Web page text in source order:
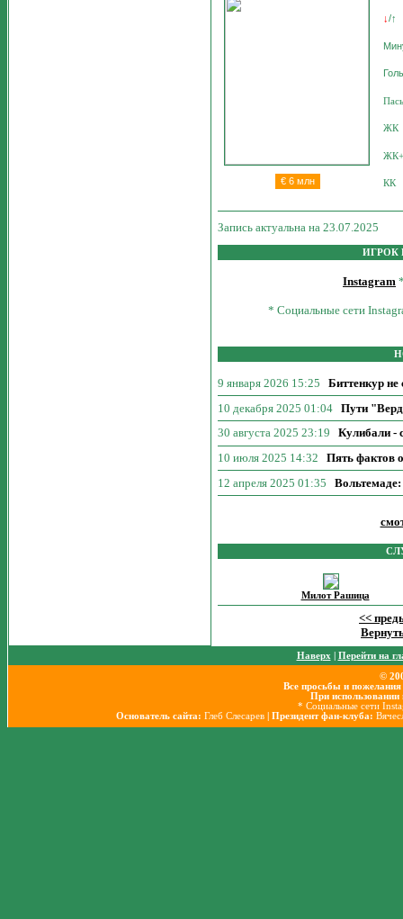
€ 6 млн
↓/↑
ЖК
КК
Запись актуальна на 23.07.2025
ИГРОК
Instagram
* Социальные сети
9 января 2026 15:25 Биттенкур не
10 декабря 2025 01:04 Пути
30 августа 2025 23:19 Кулибали -
10 июля 2025 14:32 Пять фактов
12 апреля 2025 01:35
Милот Рашица
<<
Наверх Перейти на
©
Все просьбы и
При использовании
* Социальные сети
Основатель сайта: Глеб Слесарев | Президент фан-клуба: